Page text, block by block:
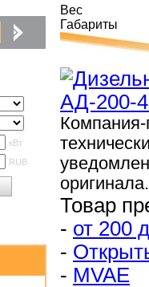
кВт
RUB
Вес
Габариты
Компания-
оригинала.
Товар
- от 200
-
- MVAE